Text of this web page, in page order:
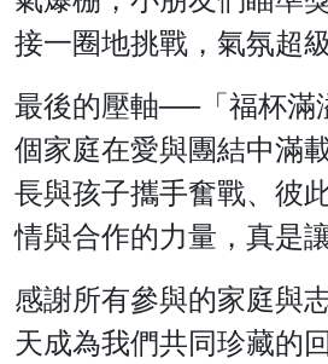
接一圈地挑戰，氣氛超
最後的壓軸──「福杯滿
個家庭在愛與團結中滿
長與孩子攜手奮戰、彼
情與合作的力量，真是
感謝所有參與的家庭與
天成為我們共同珍藏的